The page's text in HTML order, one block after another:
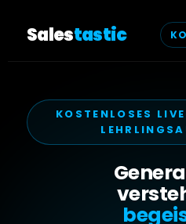
Salestastic
KOSTENLOSES